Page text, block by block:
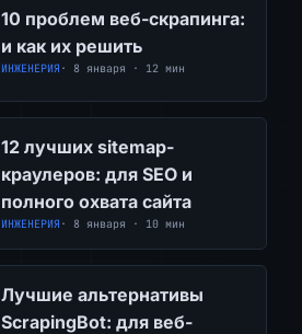
10 проблем веб-скрапинга:
и как их решить
ИНЖЕНЕРИЯ · 8 января · 12 мин
12 лучших sitemap-
краулеров: для SEO и
полного охвата сайта
ИНЖЕНЕРИЯ · 8 января · 10 мин
Лучшие альтернативы
ScrapingBot: для веб-